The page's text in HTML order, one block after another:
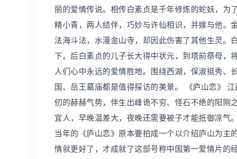
丽的爱情传说。相传白素贞是千年修炼的蛇妖，为
精小青，两人结伴，巧妙与许仙相识，并嫁与他。
法海斗法，水漫金山寺，却因此伤害了其他生灵。
下。后白素贞的儿子长大得中状元，到塔前祭母，
人们心中永远的爱情胜地。围绕西湖，保淑挺秀、
国、岳王墓庙都是值得探访的美景。 《庐山恋》
仞的赫赫气势，伴生出峰诡不穷、怪石不绝的阳刚
宜人，早晚温差大，夜晚还需要被子才能抵御凉气
当年的《庐山恋》原本要拍成一个以介绍庐山为主
情就更好了，才成就了这部号称中国第一爱情片的